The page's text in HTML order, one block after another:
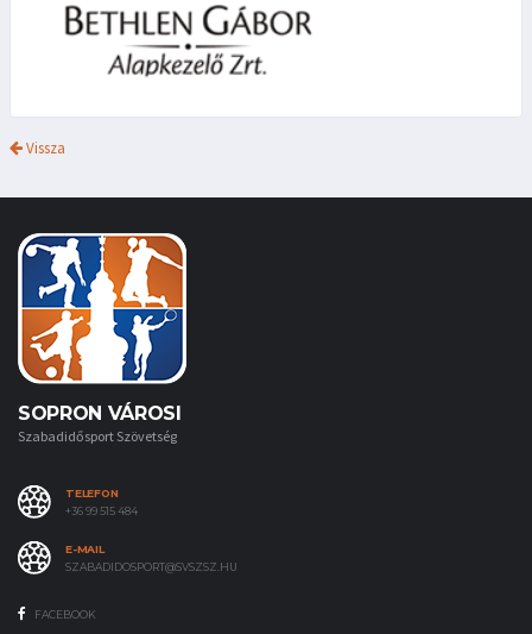
Vissza
SOPRON VÁROSI
Szabadidősport Szövetség
TELEFON
+36 99 515 484
E-MAIL
SZABADIDOSPORT@SVSZSZ.HU
FACEBOOK